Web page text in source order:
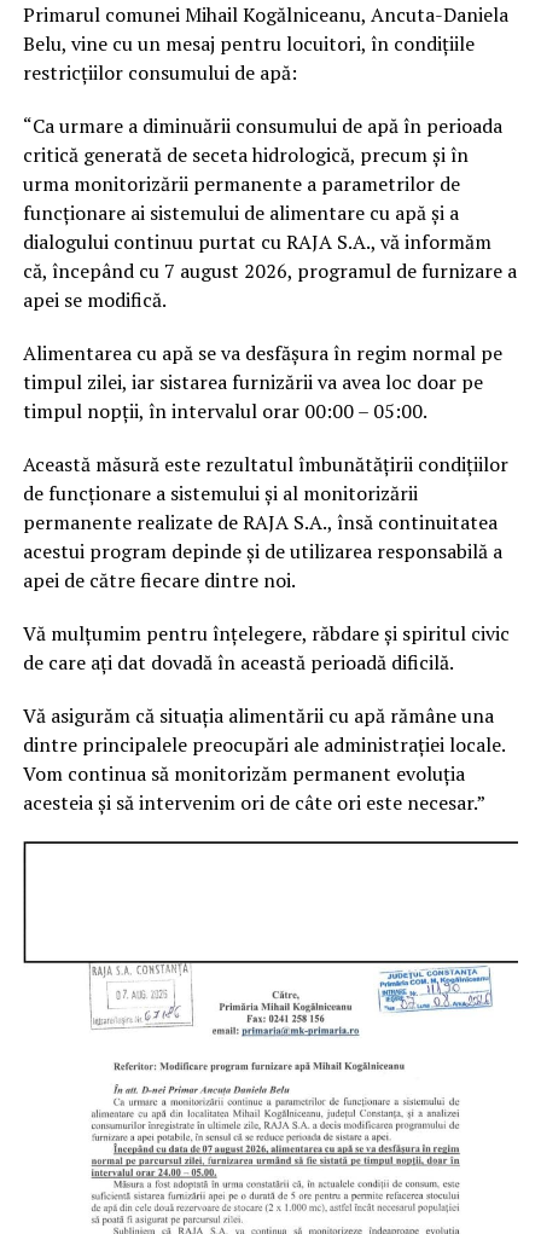
Primarul comunei Mihail Kogălniceanu, Ancuta-Daniela
Belu, vine cu un mesaj pentru locuitori, în condițiile
restricțiilor consumului de apă:
“Ca urmare a diminuării consumului de apă în perioada
critică generată de seceta hidrologică, precum și în
urma monitorizării permanente a parametrilor de
funcționare ai sistemului de alimentare cu apă și a
dialogului continuu purtat cu RAJA S.A., vă informăm
că, începând cu 7 august 2026, programul de furnizare a
apei se modifică.
Alimentarea cu apă se va desfășura în regim normal pe
timpul zilei, iar sistarea furnizării va avea loc doar pe
timpul nopții, în intervalul orar 00:00 – 05:00.
Această măsură este rezultatul îmbunătățirii condițiilor
de funcționare a sistemului și al monitorizării
permanente realizate de RAJA S.A., însă continuitatea
acestui program depinde și de utilizarea responsabilă a
apei de către fiecare dintre noi.
Vă mulțumim pentru înțelegere, răbdare și spiritul civic
de care ați dat dovadă în această perioadă dificilă.
Vă asigurăm că situația alimentării cu apă rămâne una
dintre principalele preocupări ale administrației locale.
Vom continua să monitorizăm permanent evoluția
acesteia și să intervenim ori de câte ori este necesar.”